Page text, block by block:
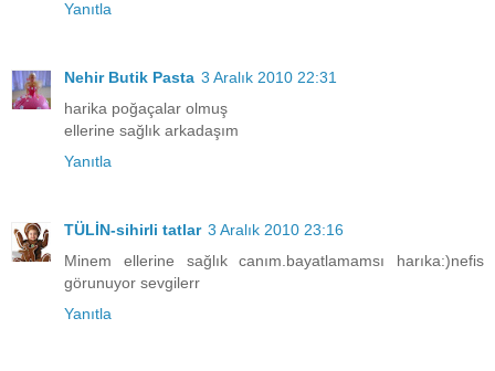
Yanıtla
Nehir Butik Pasta 3 Aralık 2010 22:31
harika poğaçalar olmuş
ellerine sağlık arkadaşım
Yanıtla
TÜLİN-sihirli tatlar 3 Aralık 2010 23:16
Minem ellerine sağlık canım.bayatlamamsı harıka:)nefis
görunuyor sevgilerr
Yanıtla